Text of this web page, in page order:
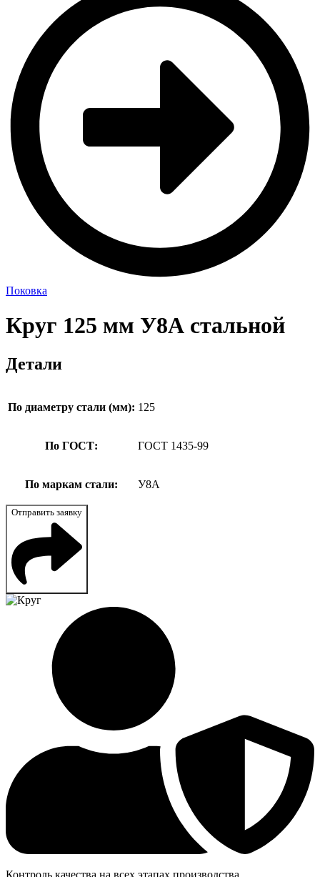
Поковка
Круг 125 мм У8А стальной
Детали
По диаметру стали (мм): 125
По ГОСТ: ГОСТ 1435-99
По маркам стали: У8А
Отправить заявку
Контроль качества на всех этапах производства.